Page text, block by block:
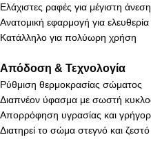
Ελάχιστες ραφές για μέγιστη άνεση
Ανατομική εφαρμογή για
Κατάλληλο για πολύωρη χρήση
Απόδοση & Τεχνολογία
Ρύθμιση θερμοκρασίας σώματος
Διαπνέον ύφασμα με σωστή
Απορρόφηση υγρασίας και
Διατηρεί το σώμα στεγνό και ζεστό